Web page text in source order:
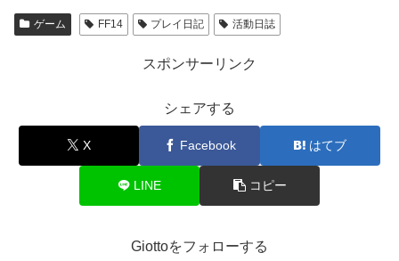
ゲーム FF14 プレイ日記 活動日誌
スポンサーリンク
シェアする
X Facebook はてブ
LINE コピー
Giottoをフォローする